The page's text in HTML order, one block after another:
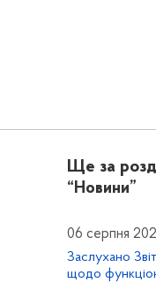
Ще за
“Новини”
06 серпня
Заслухано
щодо